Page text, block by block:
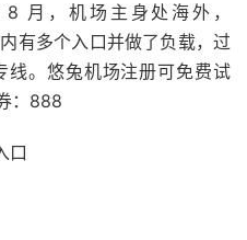
月，机场主身处海外，
有多个入口并做了负载，过
线。悠兔机场注册可免费试
：888
口